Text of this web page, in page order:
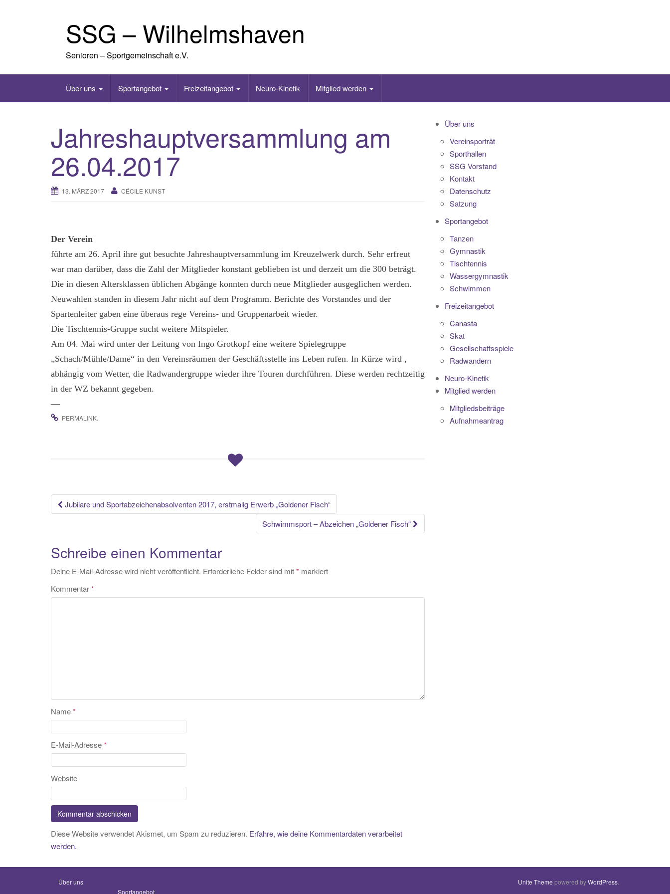
SSG – Wilhelmshaven
Senioren – Sportgemeinschaft e.V.
Über uns Sportangebot Freizeitangebot Neuro-Kinetik Mitglied werden
Jahreshauptversammlung am
26.04.2017
13. MÄRZ 2017 CÉCILE KUNST
Der Verein
führte am 26. April ihre gut besuchte Jahreshauptversammlung im Kreuzelwerk durch. Sehr erfreut
war man darüber, dass die Zahl der Mitglieder konstant geblieben ist und derzeit um die 300 beträgt.
Die in diesen Altersklassen üblichen Abgänge konnten durch neue Mitglieder ausgeglichen werden.
Neuwahlen standen in diesem Jahr nicht auf dem Programm. Berichte des Vorstandes und der
Spartenleiter gaben eine überaus rege Vereins- und Gruppenarbeit wieder.
Die Tischtennis-Gruppe sucht weitere Mitspieler.
Am 04. Mai wird unter der Leitung von Ingo Grotkopf eine weitere Spielegruppe
„Schach/Mühle/Dame“ in den Vereinsräumen der Geschäftsstelle ins Leben rufen. In Kürze wird ,
abhängig vom Wetter, die Radwandergruppe wieder ihre Touren durchführen. Diese werden rechtzeitig
in der WZ bekannt gegeben.
—
PERMALINK.
Beitrags-
Jubilare und Sportabzeichenabsolventen 2017, erstmalig Erwerb „Goldener Fisch“
Schwimmsport – Abzeichen „Goldener Fisch“
Schreibe einen Kommentar
Deine E-Mail-Adresse wird nicht veröffentlicht. Erforderliche Felder sind mit* markiert
Kommentar*
Name*
E-Mail-Adresse*
Website
Diese Website verwendet Akismet, um Spam zu reduzieren. Erfahre, wie deine Kommentardaten verarbeitet
werden.
Über uns
Vereinsporträt
Sporthallen
SSG Vorstand
Kontakt
Datenschutz
Satzung
Sportangebot
Tanzen
Gymnastik
Tischtennis
Wassergymnastik
Schwimmen
Freizeitangebot
Canasta
Skat
Gesellschaftsspiele
Radwandern
Neuro-Kinetik
Mitglied werden
Mitgliedsbeiträge
Aufnahmeantrag
Über uns
Sportangebot
Unite Theme powered byWordPress